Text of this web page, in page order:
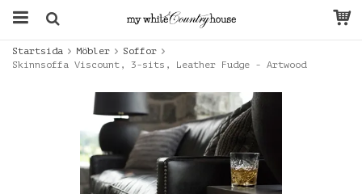
Startsida Möbler
Soffor
Skinnsoffa Viscount, 3-sits, Leather Fudge - Artwood